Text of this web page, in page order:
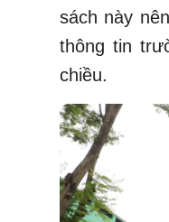
sách này
thông tin
chiều.